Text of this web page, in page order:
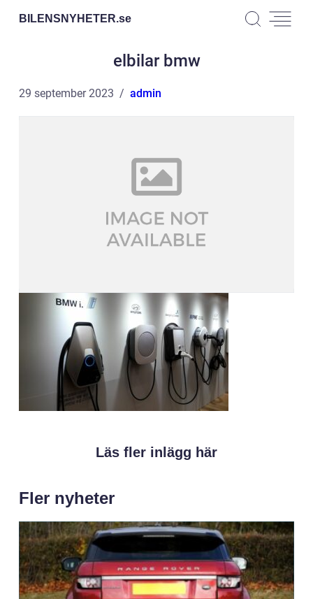
BILENSNYHETER.se
elbilar bmw
29 september 2023 admin
Läs fler inlägg här
Fler nyheter